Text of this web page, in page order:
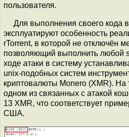
пользователя.
Для выполнения своего кода
эксплуатируют особенность
rTorrent, в которой не отключён
позволяющий выполнить любой
ходе атаки в систему
unix-подобных систем
криптовалюты Monero (XMR). На
одном из связанных с атакой
13 XMR, что соответствует
США.